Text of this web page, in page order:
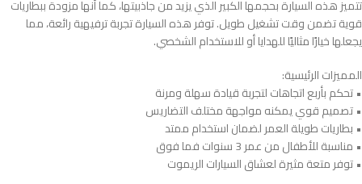
تتميز هذه السيارة بحجمها الكبير الذي يزيد من جاذبيتها، كما أنها مزودة ببطاريات
قوية تضمن وقت تشغيل طويل. توفر هذه السيارة تجربة ترفيهية رائعة، مما
يجعلها خيارًا مثاليًا للهدايا أو للاستخدام الشخصي.
المميزات الرئيسية:
• تحكم بأربع اتجاهات لتجربة قيادة سهلة ومرنة
• تصميم قوي يمكنه مواجهة مختلف التضاريس
• بطاريات طويلة العمر لضمان استخدام ممتد
• مناسبة للأطفال من عمر 3 سنوات فما فوق
• توفر متعة مثيرة لعشاق السيارات الريموت